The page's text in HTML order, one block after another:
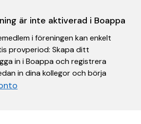
är inte aktiverad i Boappa
i föreningen kan enkelt
provperiod: Skapa ditt
in i Boappa och registrera
in dina kollegor och börja